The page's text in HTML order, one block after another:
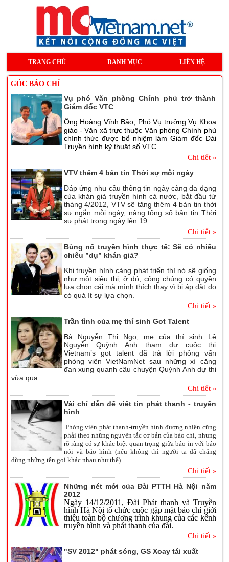
TRANG CHỦ DANH MỤC LIÊN HỆ
GÓC BÁO CHÍ
Vụ phó Văn phòng Chính phủ trở thành
Giám đốc VTC
Ông Hoàng Vĩnh Bảo, Phó Vụ trưởng Vụ Khoa
giáo - Văn xã trực thuộc Văn phòng Chính phủ
chính thức được bổ nhiệm làm Giám đốc Đài
Truyền hình kỹ thuật số VTC.
Chi tiết »
VTV thêm 4 bản tin Thời sự mỗi ngày
Đáp ứng nhu cầu thông tin ngày càng đa dạng
của khán giả truyền hình cả nước, bắt đầu từ
tháng 4/2012, VTV sẽ tăng thêm 4 bản tin thời
sự ngắn mỗi ngày, nâng tổng số bản tin Thời
sự phát trong ngày lên 19.
Chi tiết »
Bùng nổ truyền hình thực tế: Sẽ có nhiều
chiêu ”dụ” khán giả?
Khi truyền hình càng phát triển thì nó sẽ giống
như một siêu thị, ở đó, công chúng có quyền
lựa chọn cái mà mình thích thay vì bị áp đặt do
có quá ít sự lựa chọn.
Chi tiết »
Trần tình của mẹ thí sinh Got Talent
Bà Nguyễn Thị Ngọ, mẹ của thí sinh Lê
Nguyễn Quỳnh Anh tham dự cuộc thi
Vietnam’s got talent đã trả lời phỏng vấn
phóng viên VietNamNet sau những xì căng
đan xung quanh câu chuyện Quỳnh Anh dự thi
vừa qua.
Chi tiết »
Vài chỉ dẫn để viết tin phát thanh - truyền
hình
Phóng viên phát thanh-truyền hình đương nhiên cũng
phải theo những nguyên tắc cơ bản của báo chí, nhưng
rõ ràng có sự khác biệt quan trọng giữa báo in với báo
nói và báo hình (nếu không thì người ta đã chẳng
dùng những tên gọi khác nhau như thế).
Chi tiết »
Những nét mới của Đài PTTH Hà Nội năm
2012
Ngày 14/12/2011, Đài Phát thanh và Truyền
hình Hà Nội tổ chức cuộc gặp mặt báo chí giới
thiệu toàn bộ chương trình khung của các kênh
truyền hình và phát thanh của đài.
Chi tiết »
"SV 2012" phát sóng, GS Xoay tái xuất